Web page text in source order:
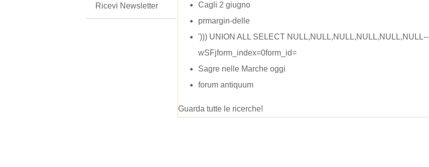
Cagli 2 giugno
prmargin-delle
'))) UNION ALL SELECT NULL,NULL,NULL,NULL,NULL,NULL--
wSFjform_index=0form_id=
Sagre nelle Marche oggi
forum antiquum
Guarda tutte le ricerche!
Ricevi Newsletter